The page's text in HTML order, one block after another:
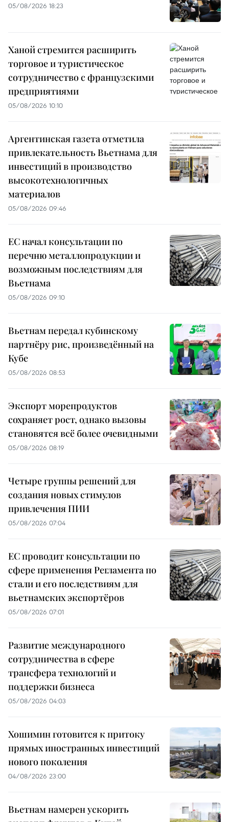
05/08/2026 18:23
Ханой стремится расширить
торговое и туристическое
сотрудничество с французскими
предприятиями
05/08/2026 10:10
Аргентинская газета отметила
привлекательность Вьетнама для
инвестиций в производство
высокотехнологичных
материалов
05/08/2026 09:46
ЕС начал консультации по
перечню металлопродукции и
возможным последствиям для
Вьетнама
05/08/2026 09:10
Вьетнам передал кубинскому
партнёру рис, произведённый на
Кубе
05/08/2026 08:53
Экспорт морепродуктов
сохраняет рост, однако вызовы
становятся всё более очевидными
05/08/2026 08:19
Четыре группы решений для
создания новых стимулов
привлечения ПИИ
05/08/2026 07:04
ЕС проводит консультации по
сфере применения Регламента по
стали и его последствиям для
вьетнамских экспортёров
05/08/2026 07:01
Развитие международного
сотрудничества в сфере
трансфера технологий и
поддержки бизнеса
05/08/2026 04:03
Хошимин готовится к притоку
прямых иностранных инвестиций
нового поколения
04/08/2026 23:00
Вьетнам намерен ускорить